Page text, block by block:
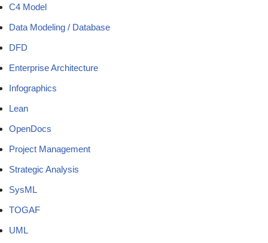
C4 Model
Data Modeling / Database
DFD
Enterprise Architecture
Infographics
Lean
OpenDocs
Project Management
Strategic Analysis
SysML
TOGAF
UML